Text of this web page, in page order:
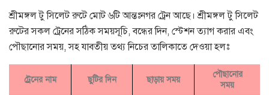
শ্রীমঙ্গল টু সিলেট রুটে মোট ৬টি আন্তঃনগর ট্রেন আছে। শ্রীমঙ্গল টু সিলেট
রুটের সকল ট্রেনের সঠিক সময়সূচি, বন্ধের দিন, স্টেশন ত্যাগ করার এবং
পৌছানোর সময়, সহ যাবতীয় তথ্য নিচের তালিকাতে দেওয়া হলঃ
ট্রেনের নাম ছুটির দিন ছাড়ায় সময়
পৌছানোর
সময়